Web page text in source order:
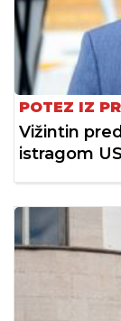
POTEZ IZ
Vižintin
istragom